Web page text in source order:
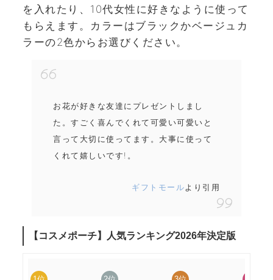
を入れたり、10代女性に好きなように使って
もらえます。カラーはブラックかベージュカ
ラーの2色からお選びください。
お花が好きな友達にプレゼントしまし
た。すごく喜んでくれて可愛い可愛いと
言って大切に使ってます。大事に使って
くれて嬉しいです!。
ギフトモールより引用